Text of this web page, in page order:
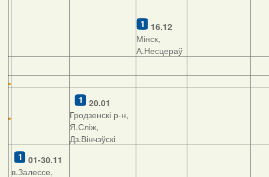
16.12
Мінск,
А.Несцераў
20.01
Гродзенскі р-н,
Я.Сліж,
Дз.Вінчэўскі
01-30.11
в.Залессе,